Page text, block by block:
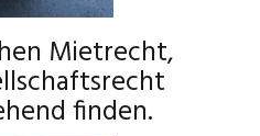
Mietrecht,
finden.